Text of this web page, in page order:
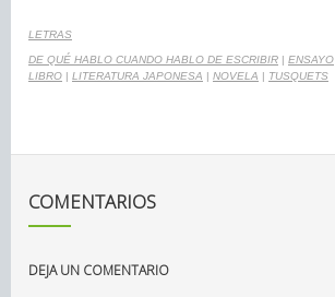
LETRAS
DE QUÉ HABLO CUANDO HABLO DE ESCRIBIR | ENSAYO
LIBRO | LITERATURA JAPONESA | NOVELA | TUSQUETS
COMENTARIOS
DEJA UN COMENTARIO